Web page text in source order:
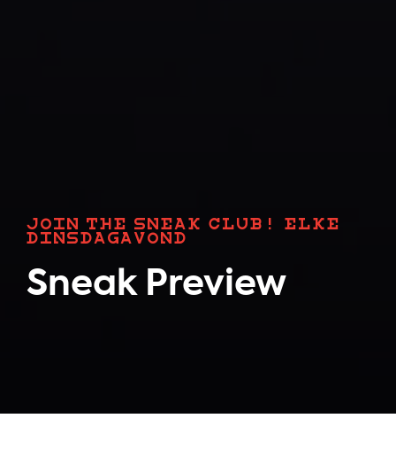
JOIN THE SNEAK CLUB! ELKE
DINSDAGAVOND
Sneak Preview